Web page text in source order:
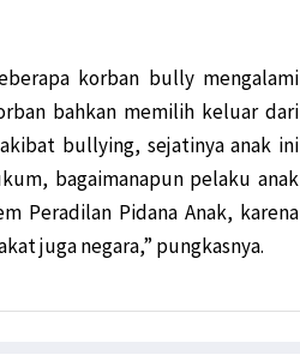
korban bully mengalami
bahkan memilih keluar dari
bullying, sejatinya anak ini
bagaimanapun pelaku anak
Peradilan Pidana Anak, karena
juga negara,” pungkasnya.